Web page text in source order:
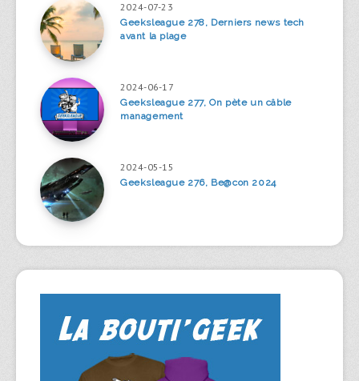
2024-07-23
Geeksleague 278, Derniers news tech
avant la plage
2024-06-17
Geeksleague 277, On pète un câble
management
2024-05-15
Geeksleague 276, Be@con 2024